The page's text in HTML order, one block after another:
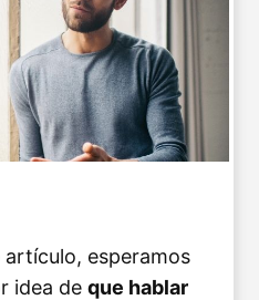
artículo, esperamos
idea de que hablar